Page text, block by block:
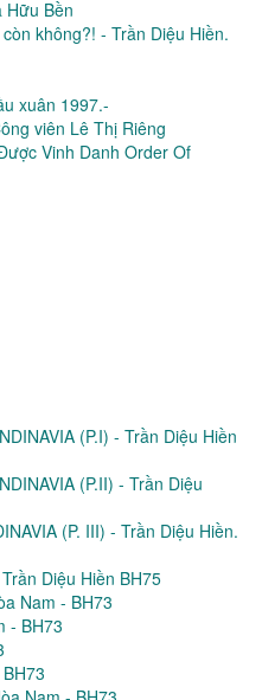
Hữu Bền
không?! - Trần Diệu Hiền.
xuân 1997.-
viên Lê Thị Riêng
Vinh Danh Order Of
(P.I) - Trần Diệu Hiền
(P.II) - Trần Diệu
(P. III) - Trần Diệu Hiền.
Diệu Hiền BH75
Nam - BH73
- BH73